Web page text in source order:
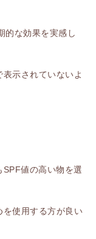
的な効果を実感し
示されていないよ
値の高い物を選
を使用する方が良い